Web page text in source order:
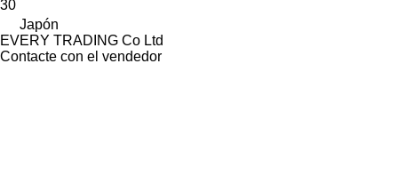
30
Japón
EVERY TRADING Co Ltd
Contacte con el vendedor